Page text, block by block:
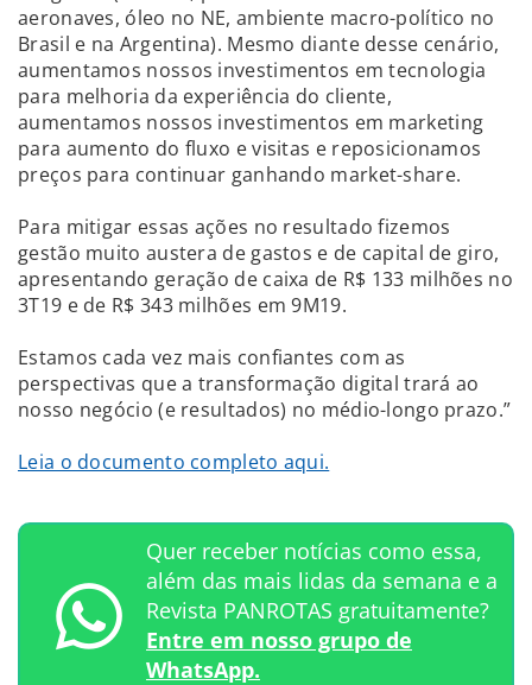
aeronaves, óleo no NE, ambiente macro-político no
Brasil e na Argentina). Mesmo diante desse cenário,
aumentamos nossos investimentos em tecnologia
para melhoria da experiência do cliente,
aumentamos nossos investimentos em marketing
para aumento do fluxo e visitas e reposicionamos
preços para continuar ganhando market-share.
Para mitigar essas ações no resultado fizemos
gestão muito austera de gastos e de capital de giro,
apresentando geração de caixa de R$ 133 milhões no
3T19 e de R$ 343 milhões em 9M19.
Estamos cada vez mais confiantes com as
perspectivas que a transformação digital trará ao
nosso negócio (e resultados) no médio-longo prazo.”
Leia o documento completo aqui.
Quer receber notícias como essa,
além das mais lidas da semana e a
Revista PANROTAS gratuitamente?
Entre em nosso grupo de
WhatsApp.